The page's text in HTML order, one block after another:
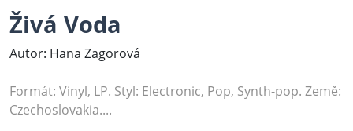
Živá Voda
Autor: Hana Zagorová
Formát: Vinyl, LP. Styl: Electronic, Pop, Synth-pop. Země:
Czechoslovakia....